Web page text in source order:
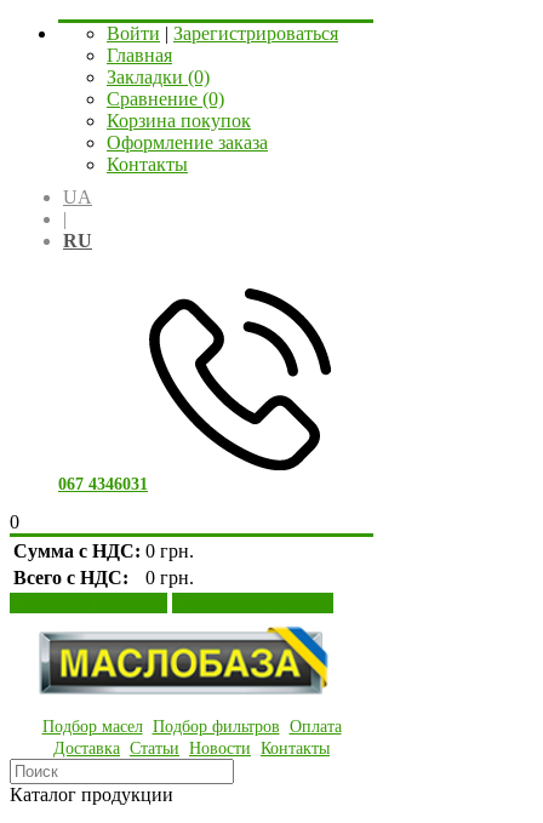
Войти | Зарегистрироваться
Главная
Закладки (0)
Сравнение (0)
Корзина покупок
Оформление заказа
Контакты
UA
|
RU
067 4346031
0
Сумма с НДС: 0 грн.
Всего с НДС:
0 грн.
Подбор масел Подбор фильтров Оплата
Доставка Статьи Новости Контакты
Каталог продукции